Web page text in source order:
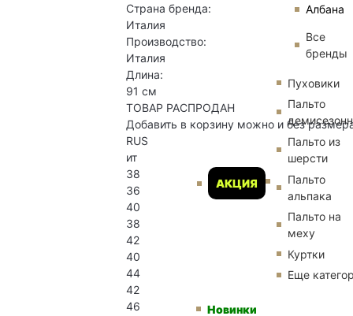
Албана
Все
бренды
АКЦИЯ
Пуховики
Пальто
Пальто из
шерсти
Пальто
альпака
Пальто на
меху
Куртки
Еще
Новинки
Страна бренда:
Италия
Производство:
Италия
Длина:
91 см
ТОВАР РАСПРОДАН
Добавить в корзину можно и без
RUS
ит
38
36
40
38
42
40
44
42
46